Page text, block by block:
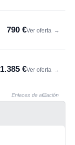
790 €Ver oferta →
1.385 €Ver oferta →
Enlaces de afiliación